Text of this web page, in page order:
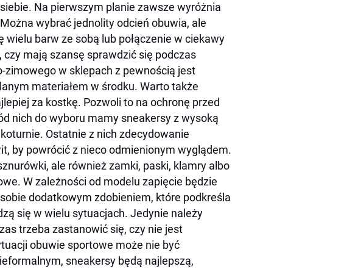
Na pierwszym planie zawsze wyróżnia
wybrać jednolity odcień obuwia, ale
barw ze sobą lub połączenie w ciekawy
mają szansę sprawdzić się podczas
zimowego w sklepach z pewnością jest
materiałem w środku. Warto także
za kostkę. Pozwoli to na ochronę przed
nich do wyboru mamy sneakersy z wysoką
Ostatnie z nich zdecydowanie
by powrócić z nieco odmienionym wyglądem.
ale również zamki, paski, klamry albo
W zależności od modelu zapięcie będzie
dodatkowym zdobieniem, które podkreśla
się w wielu sytuacjach. Jedynie należy
trzeba zastanowić się, czy nie jest
obuwie sportowe może nie być
sneakersy będą najlepszą,